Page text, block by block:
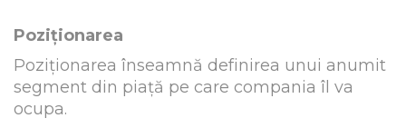
Poziționarea
Poziționarea înseamnă definirea unui anumit
segment din piață pe care compania îl va
ocupa.